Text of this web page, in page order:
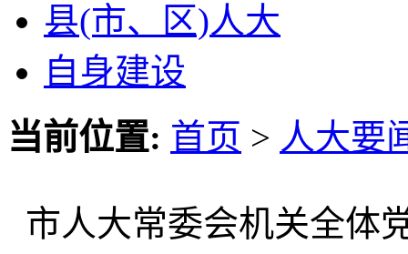
县(市、区)人大
自身建设
当前位置: 首页 > 人大要
市人大常委会机关全体